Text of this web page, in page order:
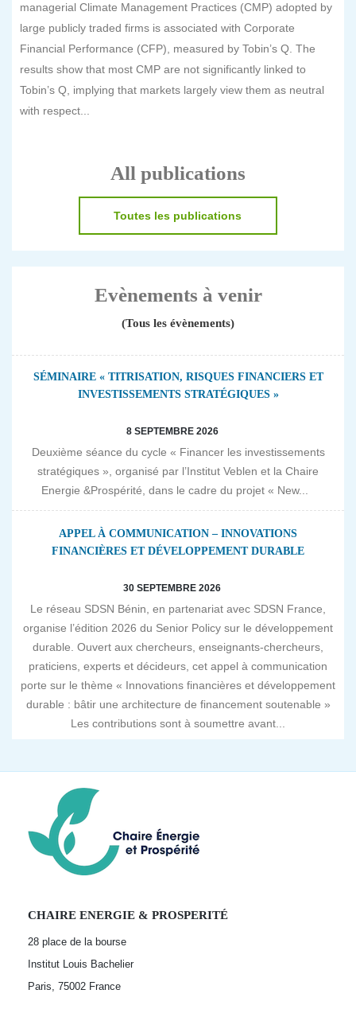
managerial Climate Management Practices (CMP) adopted by
large publicly traded firms is associated with Corporate
Financial Performance (CFP), measured by Tobin’s Q. The
results show that most CMP are not significantly linked to
Tobin’s Q, implying that markets largely view them as neutral
with respect...
All publications
Toutes les publications
Evènements à venir
(Tous les évènements)
SÉMINAIRE « TITRISATION, RISQUES FINANCIERS ET
INVESTISSEMENTS STRATÉGIQUES »
8 SEPTEMBRE 2026
Deuxième séance du cycle « Financer les investissements
stratégiques », organisé par l’Institut Veblen et la Chaire
Energie &Prospérité, dans le cadre du projet « New...
APPEL À COMMUNICATION – INNOVATIONS
FINANCIÈRES ET DÉVELOPPEMENT DURABLE
30 SEPTEMBRE 2026
Le réseau SDSN Bénin, en partenariat avec SDSN France,
organise l’édition 2026 du Senior Policy sur le développement
durable. Ouvert aux chercheurs, enseignants-chercheurs,
praticiens, experts et décideurs, cet appel à communication
porte sur le thème « Innovations financières et développement
durable : bâtir une architecture de financement soutenable »
Les contributions sont à soumettre avant...
CHAIRE ENERGIE & PROSPERITÉ
28 place de la bourse
Institut Louis Bachelier
Paris, 75002 France